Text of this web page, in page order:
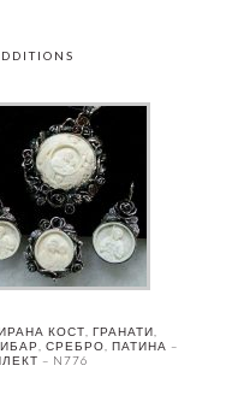
КОСТ, ГРАНАТИ,
СРЕБРО, ПАТИНА –
– N776